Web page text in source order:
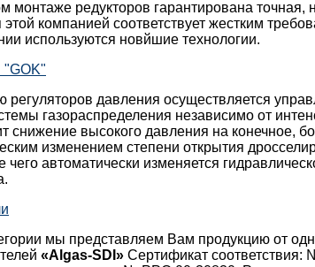
монтаже редукторов гарантирована точная,
компанией соответствует жестким
используются новйшие технологии.
"GOK"
давления осуществляется
газораспределения независимо от
снижение высокого давления на конечное,
изменением степени открытия
чего автоматически изменяется
мы представляем Вам продукцию от
«Algas-SDI» Сертификат